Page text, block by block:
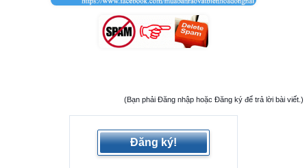
(Bạn phải Đăng nhập hoặc Đăng ký để trả lời bài viết.)
Đăng ký!